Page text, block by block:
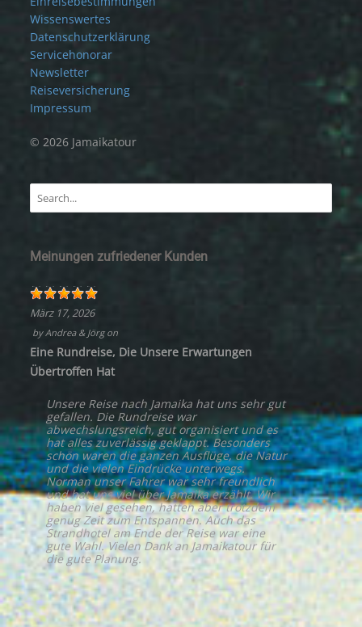
Wissenswertes
Datenschutzerklärung
Servicehonorar
Newsletter
Reiseversicherung
Impressum
© 2026 Jamaikatour
Meinungen zufriedener Kunden
März 17, 2026
by Andrea & Jörgon
Eine Rundreise, Die Unsere Erwartungen
Übertroffen Hat
Unsere Reise nach Jamaika hat uns sehr gut
gefallen. Die Rundreise war
abwechslungsreich, gut organisiert und es
hat alles zuverlässig geklappt. Besonders
schön waren die ganzen Ausflüge, die Natur
und die vielen Eindrücke unterwegs.
Norman unser Fahrer war sehr freundlich
und hat uns viel über Jamaika erzählt. Wir
haben viel gesehen, hatten aber trotzdem
genug Zeit zum Entspannen. Auch das
Strandhotel am Ende der Reise war eine
gute Wahl. Vielen Dank an Jamaikatour für
die gute Planung.